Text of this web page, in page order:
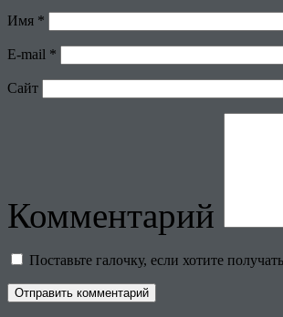
Имя *
E-mail *
Сайт
Комментарий
Поставьте галочку, если хотите